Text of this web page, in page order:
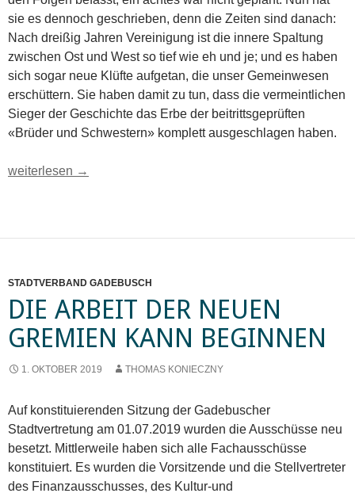
sie es dennoch geschrieben, denn die Zeiten sind danach:
Nach dreißig Jahren Vereinigung ist die innere Spaltung
zwischen Ost und West so tief wie eh und je; und es haben
sich sogar neue Klüfte aufgetan, die unser Gemeinwesen
erschüttern. Sie haben damit zu tun, dass die vermeintlichen
Sieger der Geschichte das Erbe der beitrittsgeprüften
«Brüder und Schwestern» komplett ausgeschlagen haben.
„Der Schnee von gestern ist die Sintflut von heute. Die
weiterlesen →
STADTVERBAND GADEBUSCH
DIE ARBEIT DER NEUEN
GREMIEN KANN BEGINNEN
1. OKTOBER 2019 THOMAS KONIECZNY
Auf konstituierenden Sitzung der Gadebuscher
Stadtvertretung am 01.07.2019 wurden die Ausschüsse neu
besetzt. Mittlerweile haben sich alle Fachausschüsse
konstituiert. Es wurden die Vorsitzende und die Stellvertreter
des Finanzausschusses, des Kultur-und